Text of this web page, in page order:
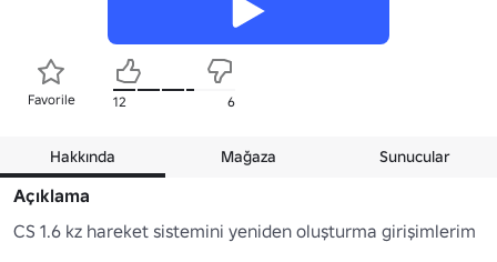
Favorile 12 6
Hakkında Mağaza Sunucular
Açıklama
CS 1.6 kz hareket sistemini yeniden oluşturma girişimlerim